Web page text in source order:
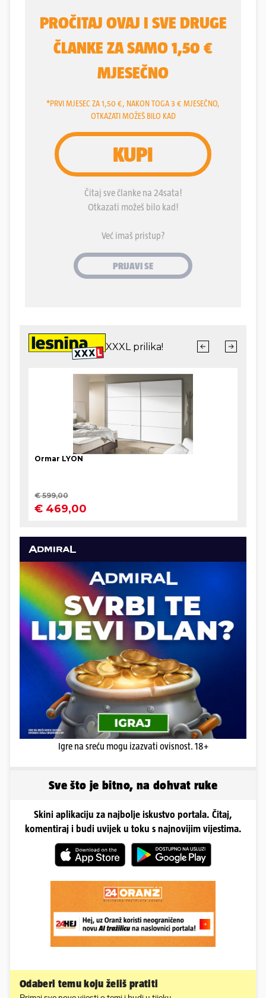
Igre na sreću mogu izazvati ovisnost. 18+
Sve što je bitno, na dohvat ruke
Skini aplikaciju za najbolje iskustvo portala. Čitaj,
komentiraj i budi uvijek u toku s najnovijim vijestima.
Odaberi temu koju želiš pratiti